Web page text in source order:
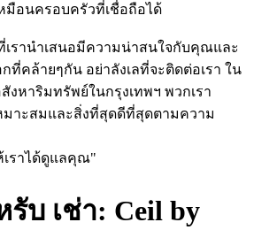
อนครอบครัวที่เชื่อถือได้
รานำเสนอมีความน่าสนใจกับคุณและ
ที่คล้ายๆกัน อย่าลังเลที่จะติดต่อเรา ใน
งหาริมทรัพย์ในกรุงเทพฯ พวกเรา
าะสมและสิ่งที่สุดดีที่สุดตามความ
ราได้ดูแลคุณ"
บ เช่า: Ceil by